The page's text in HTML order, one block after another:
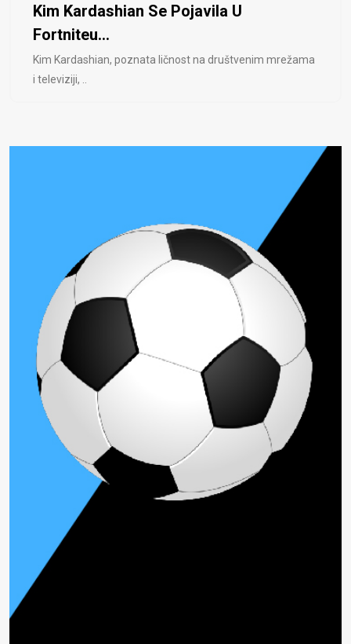
Kim Kardashian Se Pojavila U
Fortniteu...
Kim Kardashian, poznata ličnost na društvenim mrežama
i televiziji, ..